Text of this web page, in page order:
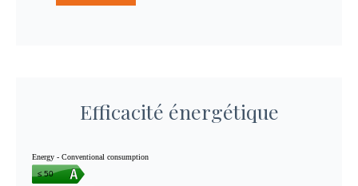
Efficacité énergétique